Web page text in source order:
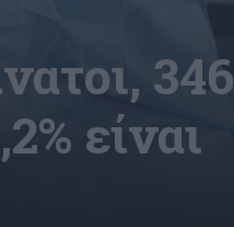
346
είναι